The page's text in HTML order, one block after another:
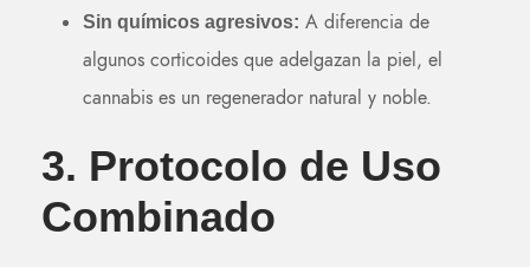
Sin químicos agresivos: A diferencia de
algunos corticoides que adelgazan la piel, el
cannabis es un regenerador natural y noble.
3. Protocolo de Uso
Combinado